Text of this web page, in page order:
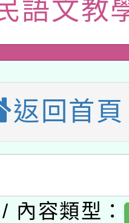
祈福系列
」
地景藝術
度第2次
學行動站研
年度閱讀
專業研習
工智慧
講師名單
與教學軟
語文教
返回首頁
內容類型：